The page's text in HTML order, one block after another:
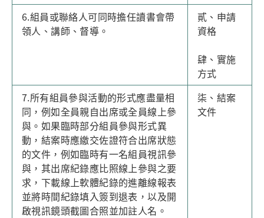
6.組員或聯絡人可同時擔任讀書會帶
領人、講師、督導。
貳、申請
資格
肆、實施
方式
7.所有組員參與活動的形式應盡量相
同，例如全員親自出席或全員線上參
與。如果臨時部分組員參與形式異
動，結案時應繳交佐證符合出席狀態
的文件，例如臨時有一名組員視訊參
與，其出席紀錄應比照線上參與之要
求，下載線上軟體紀錄的進離線報表
並將時間紀錄填入簽到退表，以及開
啟視訊鏡頭截圖合照並加註人名。
柒、結案
文件